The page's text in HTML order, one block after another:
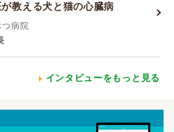
教える犬と猫の心臓病
つ病院
インタビューをもっと見る